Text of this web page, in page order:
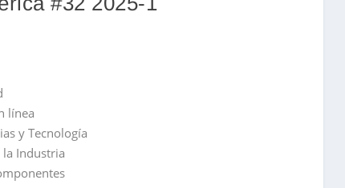
línea
y Tecnología
Industria